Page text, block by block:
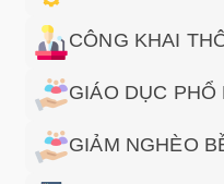
CÔNG KHAI
GIÁO DỤC
GIẢM NGHÈO